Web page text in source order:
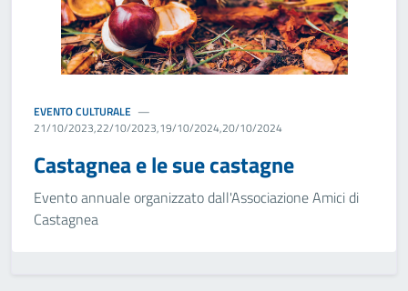
EVENTO CULTURALE
21/10/2023,22/10/2023,19/10/2024,20/10/2024
Castagnea e le sue castagne
Evento annuale organizzato dall'Associazione Amici di
Castagnea